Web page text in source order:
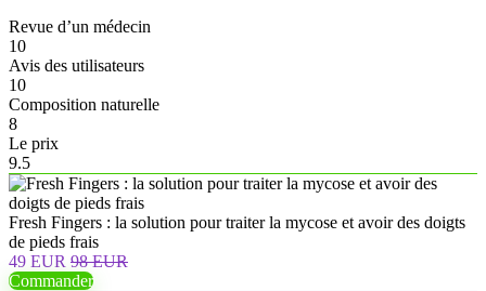
Revue d’un médecin
10
Avis des utilisateurs
10
Composition naturelle
8
Le prix
9.5
Fresh Fingers : la solution pour traiter la mycose et avoir des doigts
de pieds frais
49 EUR 98 EUR
Commander